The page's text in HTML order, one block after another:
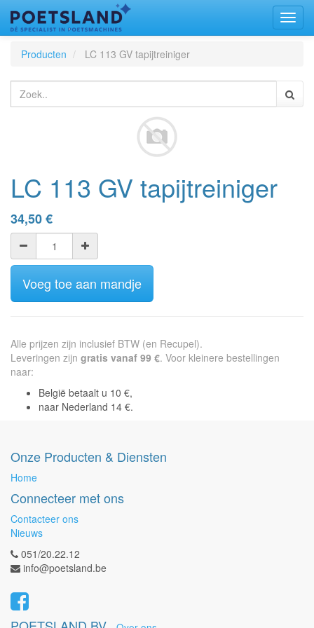
Producten
LC 113 GV tapijtreiniger
LC 113 GV tapijtreiniger
34,50€
Voeg toe aan mandje
Alle prijzen zijn inclusief BTW (en Recupel).
Leveringen zijn gratis vanaf 99 €. Voor kleinere bestellingen
naar:
België betaalt u 10 €,
naar Nederland 14 €.
Onze Producten & Diensten
Home
Connecteer met ons
Contacteer ons
Nieuws
051/20.22.12
info@poetsland.be